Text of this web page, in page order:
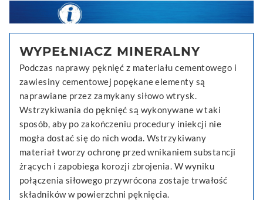
WYPEŁNIACZ MINERALNY
Podczas naprawy pęknięć z materiału cementowego i
zawiesiny cementowej popękane elementy są
naprawiane przez zamykany siłowo wtrysk.
Wstrzykiwania do pęknięć są wykonywane w taki
sposób, aby po zakończeniu procedury iniekcji nie
mogła dostać się do nich woda. Wstrzykiwany
materiał tworzy ochronę przed wnikaniem substancji
żrących i zapobiega korozji zbrojenia. W wyniku
połączenia siłowego przywrócona zostaje trwałość
składników w powierzchni pęknięcia.